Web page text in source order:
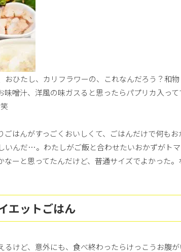
おひたし、カリフラワーの、これなんだろう？和
味噌汁、洋風の味ガスると思ったらパプリカ入っ
ごはんがすっごくおいしくて、ごはんだけで何も
いんだ…。わたしがご飯と合わせたいおかずがトマ
なーと思ってたんだけど、普通サイズでよかった
エットごはん
るけど、意外にも、食べ終わったらけっこうお腹